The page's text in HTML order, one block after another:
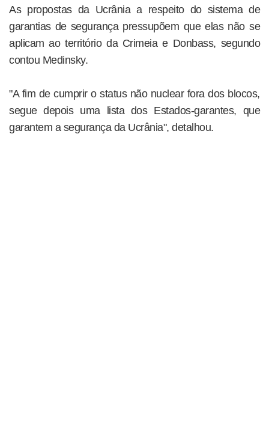
As propostas da Ucrânia a respeito do sistema de
garantias de segurança pressupõem que elas não se
aplicam ao território da Crimeia e Donbass, segundo
contou Medinsky.
"A fim de cumprir o status não nuclear fora dos blocos,
segue depois uma lista dos Estados-garantes, que
garantem a segurança da Ucrânia", detalhou.